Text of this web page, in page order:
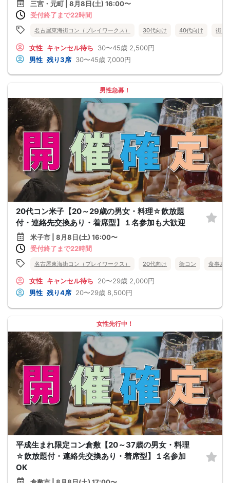
三宮・元町 | 8月8日(土) 16:00〜
受付終了まで22時間
名古屋東海街コン（プレイワークス） 30代向け 40代向け 街コ
女性 キャンセル待ち 30〜45歳 2,500円
男性 残り3席 30〜45歳 7,000円
男性急募！
20代コン米子【20～29歳の男女・料理☆飲放題
付・連絡先交換あり・着席型】１名参加も大歓迎
米子市 | 8月8日(土) 16:00〜
受付終了まで22時間
名古屋東海街コン（プレイワークス） 20代向け 街コン 食事あ
女性 キャンセル待ち 20〜29歳 2,000円
男性 残り4席 20〜29歳 8,500円
女性先行中！
平成生まれ限定コン倉敷【20～37歳の男女・料理
☆飲放題付・連絡先交換あり・着席型】１名参加
OK